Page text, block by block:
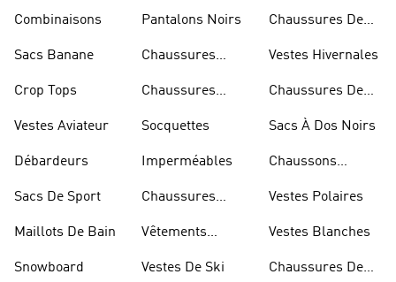
Combinaisons
Sacs Banane
Crop Tops
Vestes Aviateur
Débardeurs
Sacs De Sport
Maillots De Bain
Snowboard
Pantalons Noirs
Chaussures
Chaussures
Socquettes
Imperméables
Chaussures
Vêtements
Vestes De Ski
Chaussures De
Vestes Hivernales
Chaussures De
Sacs À Dos Noirs
Chaussons
Vestes Polaires
Vestes Blanches
Chaussures De